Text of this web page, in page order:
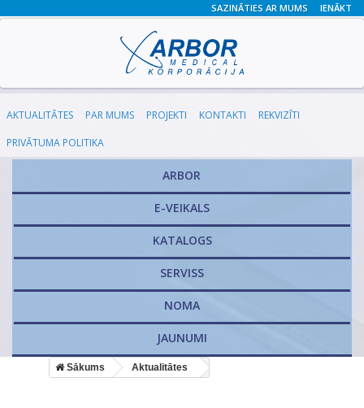
IENĀKT
SAZINĀTIES AR MUMS
AKTUALITĀTES PAR MUMS PROJEKTI KONTAKTI
REKVIZĪTI
PRIVĀTUMA POLITIKA
ARBOR
E-VEIKALS
KATALOGS
​SERVISS
NOMA
JAUNUMI
Sākums Aktualitātes